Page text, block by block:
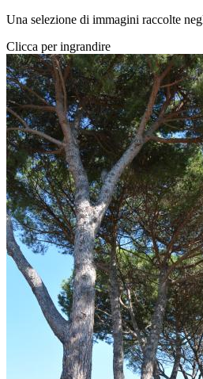
Una selezione di immagini raccolte
Clicca per ingrandire